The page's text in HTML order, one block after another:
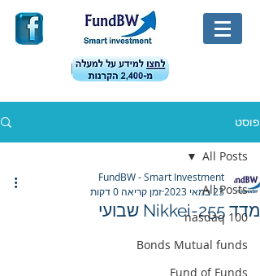
פוסט
All Posts
nasdaq 100
Bonds Mutual funds
Fund of Funds
All Posts
מדד Nikkei-255 שבועי
FundBW - Smart Investment
23 במאי 2023
זמן קריאה 0 דקות